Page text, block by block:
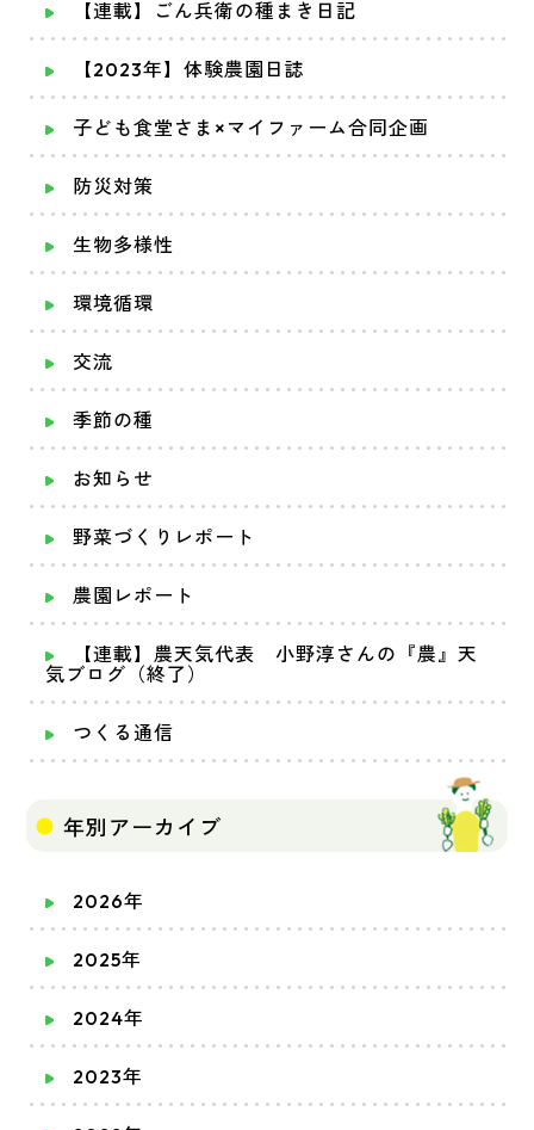
【連載】ごん兵衛の種まき日記
【2023年】体験農園日誌
子ども食堂さま×マイファーム合同企画
防災対策
生物多様性
環境循環
交流
季節の種
お知らせ
野菜づくりレポート
農園レポート
【連載】農天気代表 小野淳さんの『農』天
気ブログ（終了）
つくる通信
年別アーカイブ
2026年
2025年
2024年
2023年